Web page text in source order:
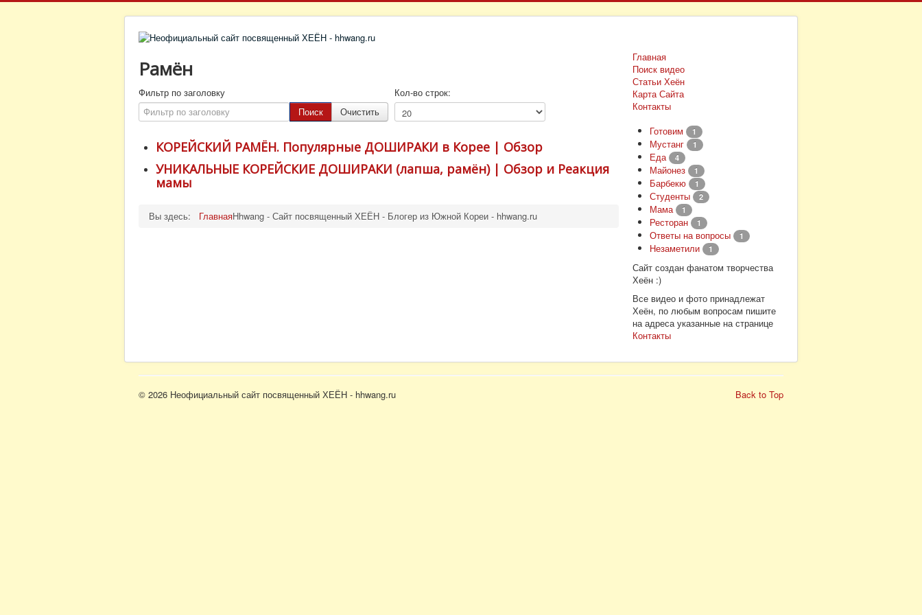
Рамён
Фильтр по заголовку
Поиск
Очистить
Кол-во строк:
КОРЕЙСКИЙ РАМЁН. Популярные ДОШИРАКИ в Корее | Обзор
УНИКАЛЬНЫЕ КОРЕЙСКИЕ ДОШИРАКИ (лапша, рамён) | Обзор и Реакция
мамы
Вы здесь: ГлавнаяHhwang - Сайт посвященный ХЕЁН - Блогер из Южной Кореи - hhwang.ru
Главная
Поиск видео
Статьи Хеён
Карта Сайта
Контакты
Готовим
1
Мустанг 1
Еда 4
Майонез 1
Барбекю 1
Студенты 2
Мама 1
Ресторан 1
Ответы на вопросы 1
Незаметили 1
Сайт создан фанатом творчества
Хеён :)
Все видео и фото принадлежат
Хеён, по любым вопросам пишите
на адреса указанные на странице
Контакты
Back to Top
© 2026 Неофициальный сайт посвященный ХЕЁН - hhwang.ru